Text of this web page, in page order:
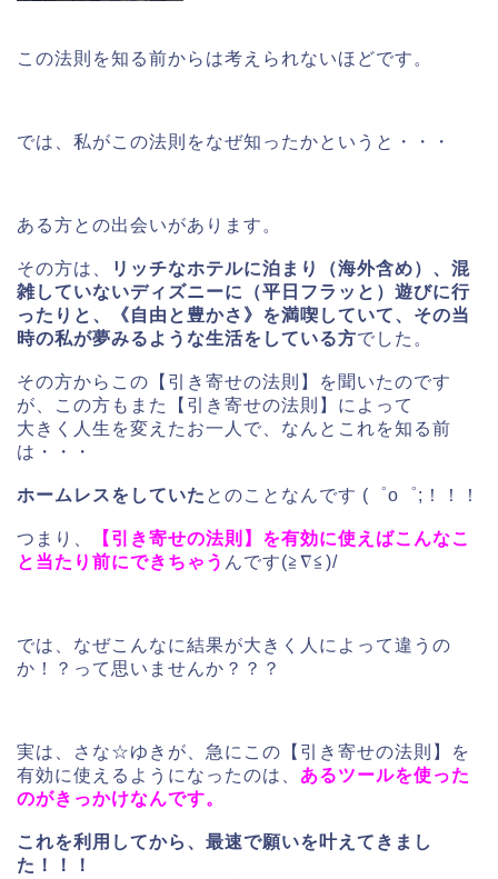
この法則を知る前からは考えられないほどです。
では、私がこの法則をなぜ知ったかというと・・・
ある方との出会いがあります。
その方は、
リッチなホテルに泊まり（海外含め）、混
雑していないディズニーに（平日フラッと）遊びに行
ったりと、《自由と豊かさ》を満喫していて、その当
時の私が夢みるような生活をしている方でした。
その方からこの【引き寄せの法則】を聞いたのです
が、この方もまた【引き寄せの法則】によって
大きく人生を変えたお一人で、なんとこれを知る前
は・・・
ホームレスをしていた とのことなんです (゜o゜;！！！
つまり、
【引き寄せの法則】を有効に使えばこんなこ
と当たり前にできちゃう んです(≧∇≦)/
では、なぜこんなに結果が大きく人によって違うの
か！？って思いませんか？？？
実は、さな☆ゆきが、急にこの【引き寄せの法則】を
有効に使えるようになったのは、 あるツールを使った
のがきっかけなんです。
これを利用してから、最速で願いを叶えてきまし
た！！！